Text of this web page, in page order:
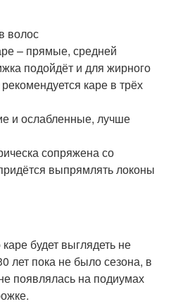
волос
– прямые, средней
подойдёт и для жирного
каре в трёх
и ослабленные, лучше
сопряжена со
выпрямлять локоны
будет выглядеть не
лет пока не было сезона, в
появлялась на подиумах